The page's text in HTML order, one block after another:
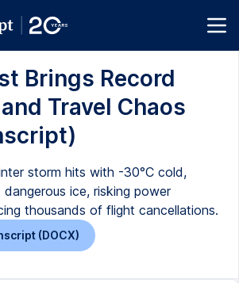
Brings Record
Travel Chaos
storm hits with -30°C cold,
ice, risking power
thousands of flight cancellations.
(DOCX)